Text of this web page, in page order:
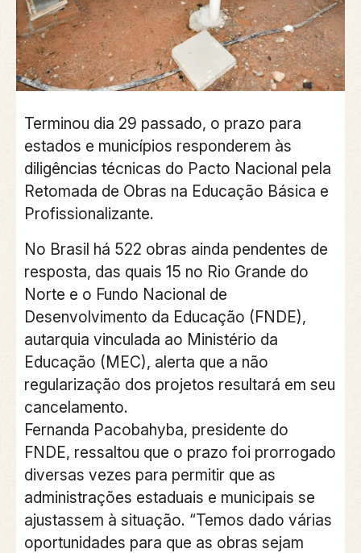
Terminou dia 29 passado, o prazo para
estados e municípios responderem às
diligências técnicas do Pacto Nacional pela
Retomada de Obras na Educação Básica e
Profissionalizante.
No Brasil há 522 obras ainda pendentes de
resposta, das quais 15 no Rio Grande do
Norte e o Fundo Nacional de
Desenvolvimento da Educação (FNDE),
autarquia vinculada ao Ministério da
Educação (MEC), alerta que a não
regularização dos projetos resultará em seu
cancelamento.
Fernanda Pacobahyba, presidente do
FNDE, ressaltou que o prazo foi prorrogado
diversas vezes para permitir que as
administrações estaduais e municipais se
ajustassem à situação. “Temos dado várias
oportunidades para que as obras sejam